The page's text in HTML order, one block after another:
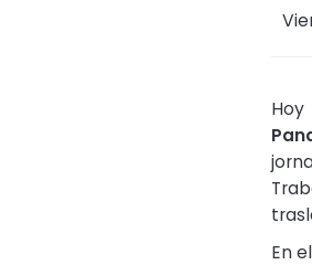
En